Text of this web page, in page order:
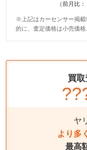
（前月比：
※上記はカーセンサー掲載
的に、査定価格は小売価格
買
ヤ
より多
最高